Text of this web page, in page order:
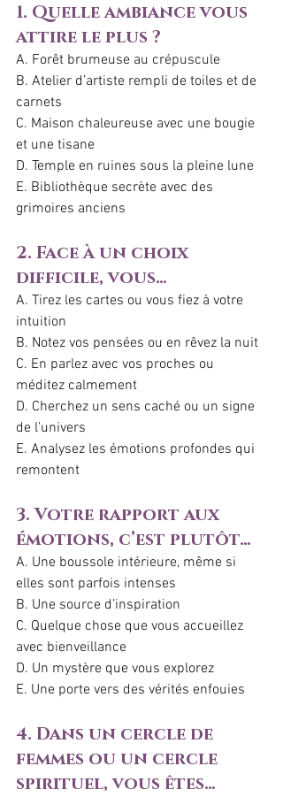
1. Quelle ambiance vous
attire le plus ?
A. Forêt brumeuse au crépuscule
B. Atelier d’artiste rempli de toiles et de
carnets
C. Maison chaleureuse avec une bougie
et une tisane
D. Temple en ruines sous la pleine lune
E. Bibliothèque secrète avec des
grimoires anciens
2. Face à un choix
difficile, vous…
A. Tirez les cartes ou vous fiez à votre
intuition
B. Notez vos pensées ou en rêvez la nuit
C. En parlez avec vos proches ou
méditez calmement
D. Cherchez un sens caché ou un signe
de l’univers
E. Analysez les émotions profondes qui
remontent
3. Votre rapport aux
émotions, c’est plutôt…
A. Une boussole intérieure, même si
elles sont parfois intenses
B. Une source d’inspiration
C. Quelque chose que vous accueillez
avec bienveillance
D. Un mystère que vous explorez
E. Une porte vers des vérités enfouies
4. Dans un cercle de
femmes ou un cercle
spirituel, vous êtes…